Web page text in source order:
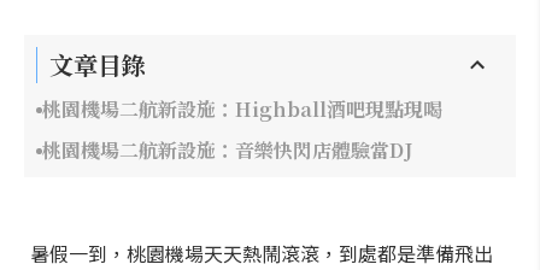
文章目錄
桃園機場二航新設施：Highball酒吧現點現喝
桃園機場二航新設施：音樂快閃店體驗當DJ
暑假一到，桃園機場天天熱鬧滾滾，到處都是準備飛出